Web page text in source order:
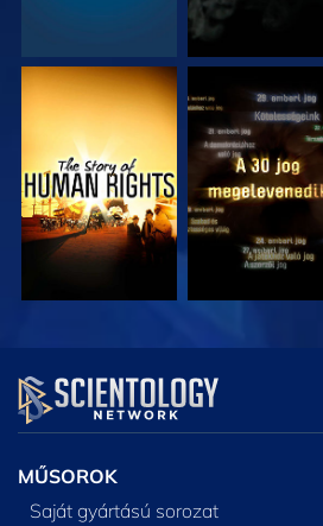
MŰSORNÉZÉS MŰSORNÉZÉS
MŰSORNÉZÉS MŰSORNÉZÉS
MŰSOROK
Saját gyártású sorozat